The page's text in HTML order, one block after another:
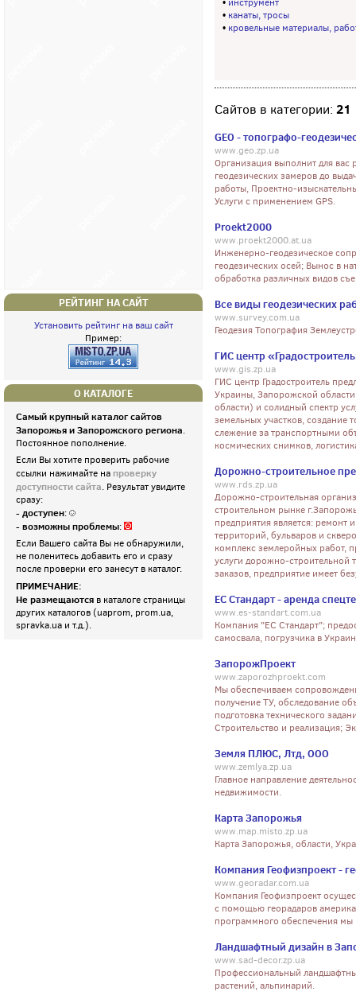
РЕЙТИНГ НА САЙТ
Установить рейтинг на ваш сайт
Пример:
О КАТАЛОГЕ
Самый крупный каталог сайтов
Запорожья и Запорожского региона.
Постоянное пополнение.
Если Вы хотите проверить рабочие
ссылки нажимайте на проверку
доступности сайта. Результат увидите
сразу:
- доступен:
- возможны проблемы:
Если Вашего сайта Вы не обнаружили,
не поленитесь добавить его и сразу
после проверки его занесут в каталог.
ПРИМЕЧАНИЕ:
Не размещаются в каталоге страницы
других каталогов (uaprom, prom.ua,
spravka.ua и т.д.).
• канаты, тросы
• кровельные материалы,
Сайтов в категории: 21
GEO - топографо-
www.geo.zp.ua
Организация выполнит для вас
геодезических замеров до
работы, Проектно-
Услуги с применением GPS.
Proekt2000
www.proekt2000.at.ua
Инженерно-геодезическое
геодезических осей; Вынос в
обработка различных видов
Все виды геодезических
www.survey.com.ua
Геодезия Топография
ГИС центр
www.gis.zp.ua
ГИС центр Градостроитель
Украины, Запорожской
области) и солидный спектр
земельных участков, создание
слежение за транспортными
космических снимков,
Дорожно-строительное
www.rds.zp.ua
Дорожно-строительная
строительном рынке
предприятия является: ремонт
территорий, бульваров и
комплекс землеройных работ,
услуги дорожно-строительной
заказов, предприятие имеет
ЕС Стандарт - аренда
www.es-standart.com.ua
Компания "ЕС Стандарт";
самосвала, погрузчика в
ЗапорожПроект
www.zaporozhproekt.com
Мы обеспечиваем
получение ТУ, обследование
подготовка технического
Строительство и реализация;
Земля ПЛЮС, Лтд, ООО
www.zemlya.zp.ua
Главное направление
недвижимости.
Карта Запорожья
www.map.misto.zp.ua
Карта Запорожья, области,
Компания Геофизпроект -
www.georadar.com.ua
Компания Геофизпроект
с помощью георадаров
программного обеспечения мы
Ландшафтный дизайн в
www.sad-decor.zp.ua
Профессиональный
растений, альпинарий.